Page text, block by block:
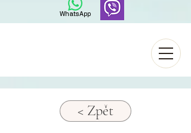
WhatsApp
< Zpět